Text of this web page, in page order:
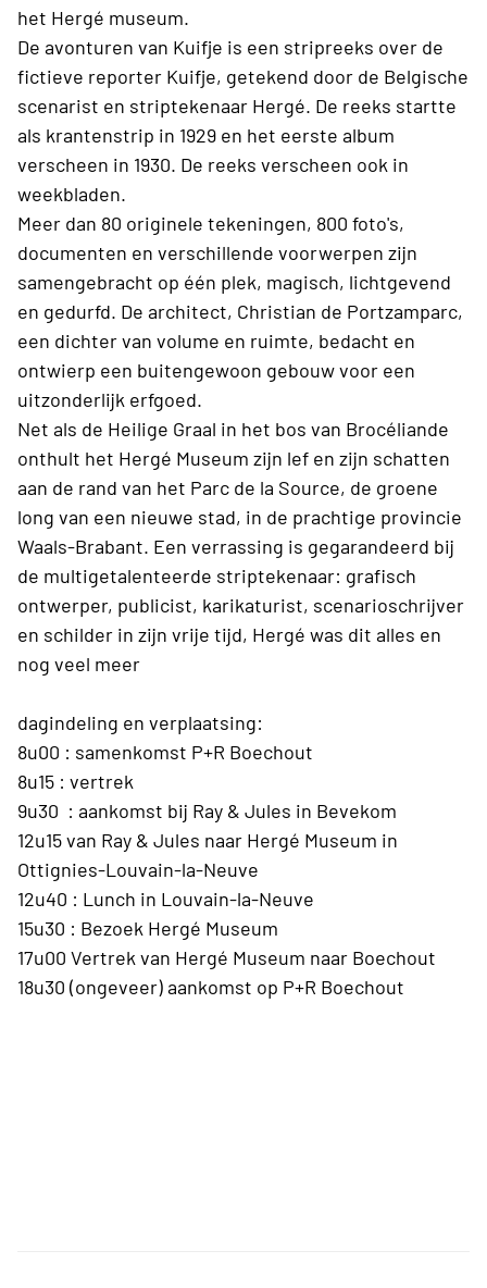
het Hergé museum.
De avonturen van Kuifje is een stripreeks over de
fictieve reporter Kuifje, getekend door de Belgische
scenarist en striptekenaar Hergé. De reeks startte
als krantenstrip in 1929 en het eerste album
verscheen in 1930. De reeks verscheen ook in
weekbladen.
Meer dan 80 originele tekeningen, 800 foto's,
documenten en verschillende voorwerpen zijn
samengebracht op één plek, magisch, lichtgevend
en gedurfd. De architect, Christian de Portzamparc,
een dichter van volume en ruimte, bedacht en
ontwierp een buitengewoon gebouw voor een
uitzonderlijk erfgoed.
Net als de Heilige Graal in het bos van Brocéliande
onthult het Hergé Museum zijn lef en zijn schatten
aan de rand van het Parc de la Source, de groene
long van een nieuwe stad, in de prachtige provincie
Waals-Brabant. Een verrassing is gegarandeerd bij
de multigetalenteerde striptekenaar: grafisch
ontwerper, publicist, karikaturist, scenarioschrijver
en schilder in zijn vrije tijd, Hergé was dit alles en
nog veel meer
dagindeling en verplaatsing:
8u00 : samenkomst P+R Boechout
8u15 : vertrek
9u30 : aankomst bij Ray & Jules in Bevekom
12u15 van Ray & Jules naar Hergé Museum in
Ottignies-Louvain-la-Neuve
12u40 : Lunch in Louvain-la-Neuve
15u30 : Bezoek Hergé Museum
17u00 Vertrek van Hergé Museum naar Boechout
18u30 (ongeveer) aankomst op P+R Boechout